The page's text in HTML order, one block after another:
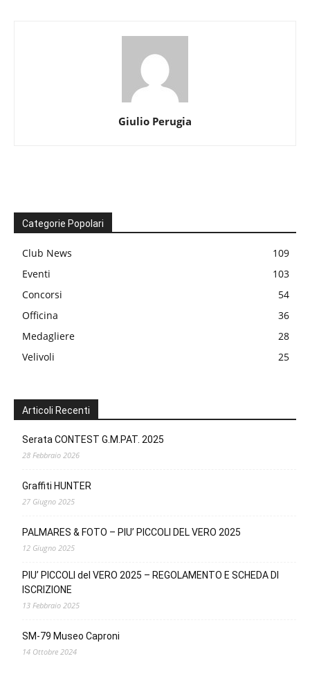
Giulio Perugia
Categorie Popolari
Club News
109
Eventi
103
Concorsi
54
Officina
36
Medagliere
28
Velivoli
25
Articoli Recenti
Serata CONTEST G.M.PAT. 2025
28 Febbraio 2026
Graffiti HUNTER
27 Giugno 2025
PALMARES & FOTO – PIU’ PICCOLI DEL VERO 2025
12 Giugno 2025
PIU’ PICCOLI del VERO 2025 – REGOLAMENTO E SCHEDA DI
ISCRIZIONE
13 Febbraio 2025
SM-79 Museo Caproni
14 Ottobre 2024